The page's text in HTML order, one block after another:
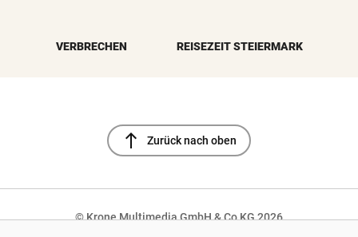
VERBRECHEN REISEZEIT STEIERMARK
north Zurück nach oben
© Krone Multimedia GmbH & Co KG 2026
NaN%